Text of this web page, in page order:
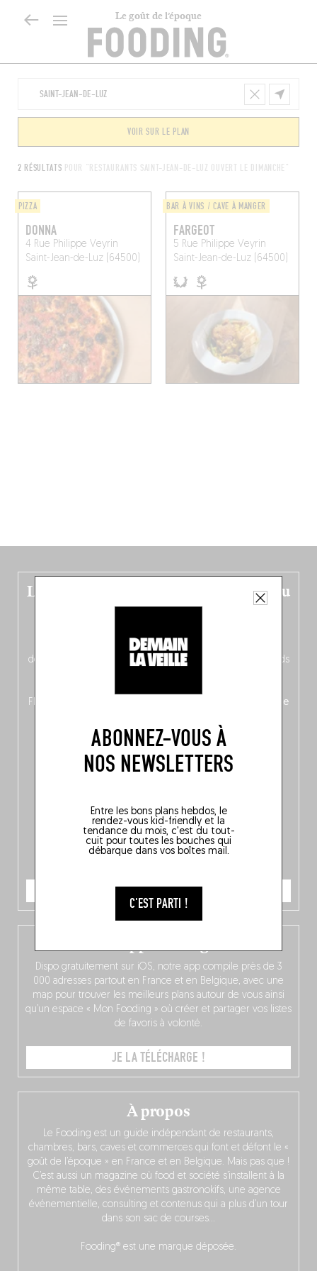
Le goût de l’époque
ABONNEZ-VOUS À
NOS NEWSLETTERS
Entre les bons plans hebdos, le
rendez-vous kid-friendly et la
tendance du mois, c'est du tout-
cuit pour toutes les bouches qui
débarque dans vos boîtes mail.
C'EST PARTI !
2 RÉSULTATS POUR "RESTAURANTS SAINT-JEAN-DE-LUZ OUVERT LE DIMANCHE"
VOIR SUR LE PLAN
PIZZA
DONNA
4 Rue Philippe Veyrin
Saint-Jean-de-Luz (64500)
BAR À VINS / CAVE À MANGER
FARGEOT
5 Rue Philippe Veyrin
Saint-Jean-de-Luz (64500)
Le nouveau guide Belgique est sorti du
four !
néerlandais côté face – à moins que ne soit l’inverse ?),
découvrez
une partie mag « Nord-Zuid »
qui met les pieds
Flandre, à Bruxelles et en Wallonie, ainsi qu’
un palmarès de
JE COMMANDE
À propos
Le Fooding est un guide indépendant de restaurants,
chambres, bars, caves et commerces qui font et défont le «
goût de l’époque » en France et en Belgique. Mais pas que !
C’est aussi un magazine où food et société s’installent à la
même table, des événements gastronokifs, une agence
événementielle, consulting et contenus qui a plus d’un tour
dans son sac de courses…
Fooding® est une marque déposée.
Dispo gratuitement sur iOS, notre app compile près de 3
000 adresses partout en France et en Belgique, avec une
map pour trouver les meilleurs plans autour de vous ainsi
qu’un espace « Mon Fooding » où créer et partager vos listes
de favoris à volonté.
JE LA TÉLÉCHARGE !